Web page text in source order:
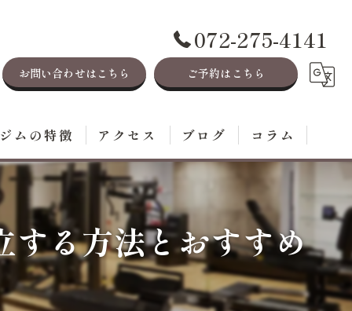
072-275-4141
お問い合わせはこちら ご予約はこちら
ムの特徴
ーニング
エット
テ
アクセス ブログ コラム
する方法とおすすめ